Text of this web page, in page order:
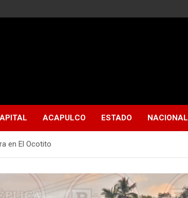
ACAPULCO ESTADO NACIONAL
en El Ocotito